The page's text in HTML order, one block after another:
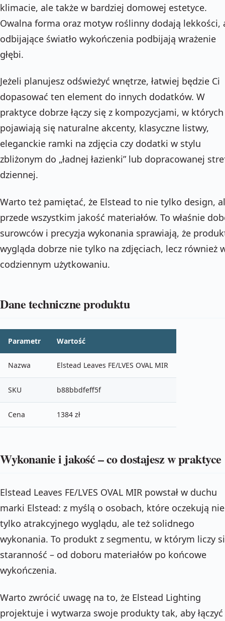
klimacie, ale także w bardziej domowej estetyce.
Owalna forma oraz motyw roślinny dodają lekkości,
odbijające światło wykończenia podbijają wrażenie
głębi.
Jeżeli planujesz odświeżyć wnętrze, łatwiej będzie Ci
dopasować ten element do innych dodatków. W
praktyce dobrze łączy się z kompozycjami, w których
pojawiają się naturalne akcenty, klasyczne listwy,
eleganckie ramki na zdjęcia czy dodatki w stylu
zbliżonym do „ładnej łazienki” lub dopracowanej
dziennej.
Warto też pamiętać, że Elstead to nie tylko design,
przede wszystkim jakość materiałów. To właśnie
surowców i precyzja wykonania sprawiają, że
wygląda dobrze nie tylko na zdjęciach, lecz również
codziennym użytkowaniu.
Dane techniczne produktu
Parametr Wartość
Nazwa Elstead Leaves FE/LVES OVAL MIR
SKU b88bbdfeff5f
Cena 1384 zł
Wykonanie i jakość – co dostajesz w praktyce
Elstead Leaves FE/LVES OVAL MIR powstał w duchu
marki Elstead: z myślą o osobach, które oczekują nie
tylko atrakcyjnego wyglądu, ale też solidnego
wykonania. To produkt z segmentu, w którym liczy
staranność – od doboru materiałów po końcowe
wykończenia.
Warto zwrócić uwagę na to, że Elstead Lighting
projektuje i wytwarza swoje produkty tak, aby łączyć